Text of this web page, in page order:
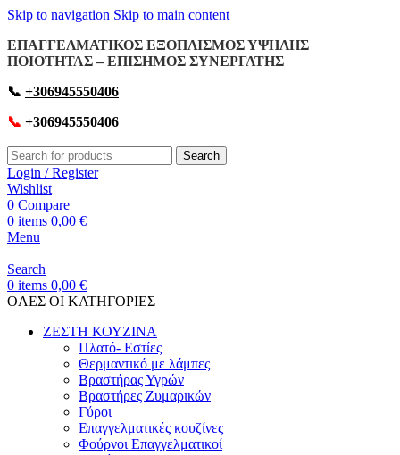
Skip to navigation Skip to main content
ΕΠΑΓΓΕΛΜΑΤΙΚΟΣ ΕΞΟΠΛΙΣΜΟΣ ΥΨΗΛΗΣ
ΠΟΙΟΤΗΤΑΣ – ΕΠΙΣΗΜΟΣ ΣΥΝΕΡΓΑΤΗΣ
📞 +306945550406
📞 +306945550406
Search
Login / Register
Wishlist
0 Compare
0 items 0,00 €
Menu
Search
0 items 0,00 €
OΛΕΣ ΟΙ ΚΑΤΗΓΟΡΙΕΣ
ΖΕΣΤΗ ΚΟΥΖΙΝΑ
Πλατό- Εστίες
Θερμαντικό με λάμπες
Βραστήρας Υγρών
Βραστήρες Ζυμαρικών
Γύροι
Επαγγελματικές κουζίνες
Φούρνοι Επαγγελματικοί